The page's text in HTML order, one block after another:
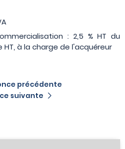
: 2,5 % HT du
à la charge de l'acquéreur
précédente
suivante